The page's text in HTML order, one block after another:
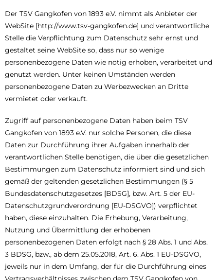
Der TSV Gangkofen von 1893 e.V. nimmt als Anbieter der
WebSite [http://www.tsv-gangkofen.de] und verantwortliche
Stelle die Verpflichtung zum Datenschutz sehr ernst und
gestaltet seine WebSite so, dass nur so wenige
personenbezogene Daten wie nötig erhoben, verarbeitet und
genutzt werden. Unter keinen Umständen werden
personenbezogene Daten zu Werbezwecken an Dritte
vermietet oder verkauft.
Zugriff auf personenbezogene Daten haben beim TSV
Gangkofen von 1893 e.V. nur solche Personen, die diese
Daten zur Durchführung ihrer Aufgaben innerhalb der
verantwortlichen Stelle benötigen, die über die gesetzlichen
Bestimmungen zum Datenschutz informiert sind und sich
gemäß der geltenden gesetzlichen Bestimmungen (§ 5
Bundesdatenschutzgesetzes [BDSG], bzw. Art. 5 der EU-
Datenschutzgrundverordnung [EU-DSGVO]) verpflichtet
haben, diese einzuhalten. Die Erhebung, Verarbeitung,
Nutzung und Übermittlung der erhobenen
personenbezogenen Daten erfolgt nach § 28 Abs. 1 und Abs.
3 BDSG, bzw., ab dem 25.05.2018, Art. 6. Abs. 1 EU-DSGVO,
jeweils nur in dem Umfang, der für die Durchführung eines